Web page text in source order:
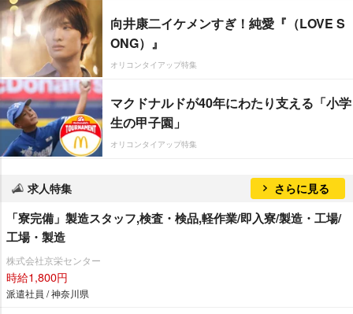
向井康二イケメンすぎ！純愛『（LOVE S
ONG）』
オリコンタイアップ特集
マクドナルドが40年にわたり支える「小学
生の甲子園」
オリコンタイアップ特集
求人特集 さらに見る
「寮完備」製造スタッフ,検査・検品,軽作業/即入寮/製造・工場/
工場・製造
株式会社京栄センター
時給1,800円
派遣社員 / 神奈川県